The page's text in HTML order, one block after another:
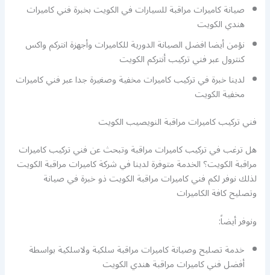
صيانة كاميرات مراقبة للسيارات في الكويت بخبرة فني كاميرات
هندي الكويت
نؤمن أيضا افضل الصيانة الدورية للكاميرات وأجهزة انتركم واكس
كنترول عبر فني تركيب أنتركم الكويت
لدينا خبرة في تركيب كاميرات مخفية وصغيرة جدا عبر فني كاميرات
مخفية الكويت
فني تركيب كاميرات مراقبة النويصيب الكويت
هل ترغب في تركيب كاميرات مراقبة وتبحث عن فني تركيب كاميرات
مراقبة الكويت؟ الخدمة متوفرة لدينا في شركة كاميرات مراقبة الكويت
لذلك نوفر لكم فني كاميرات مراقبة الكويت ذو خبرة في صيانة
وتصليح كافة الكاميرات
ونوفر أيضاً:
خدمة تصليح وصيانة كاميرات مراقبة سلكية ولاسلكية بواسطة
أفضل فني كاميرات مراقبة هندي الكويت